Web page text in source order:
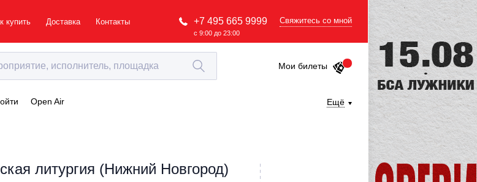
купить Доставка Контакты +7 495 665 9999
с 9:00 до 23:00
Свяжитесь со мной
Мои билеты
Open Air Ещё
литургия (Нижний Новгород)